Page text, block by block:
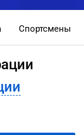
Спортсмены